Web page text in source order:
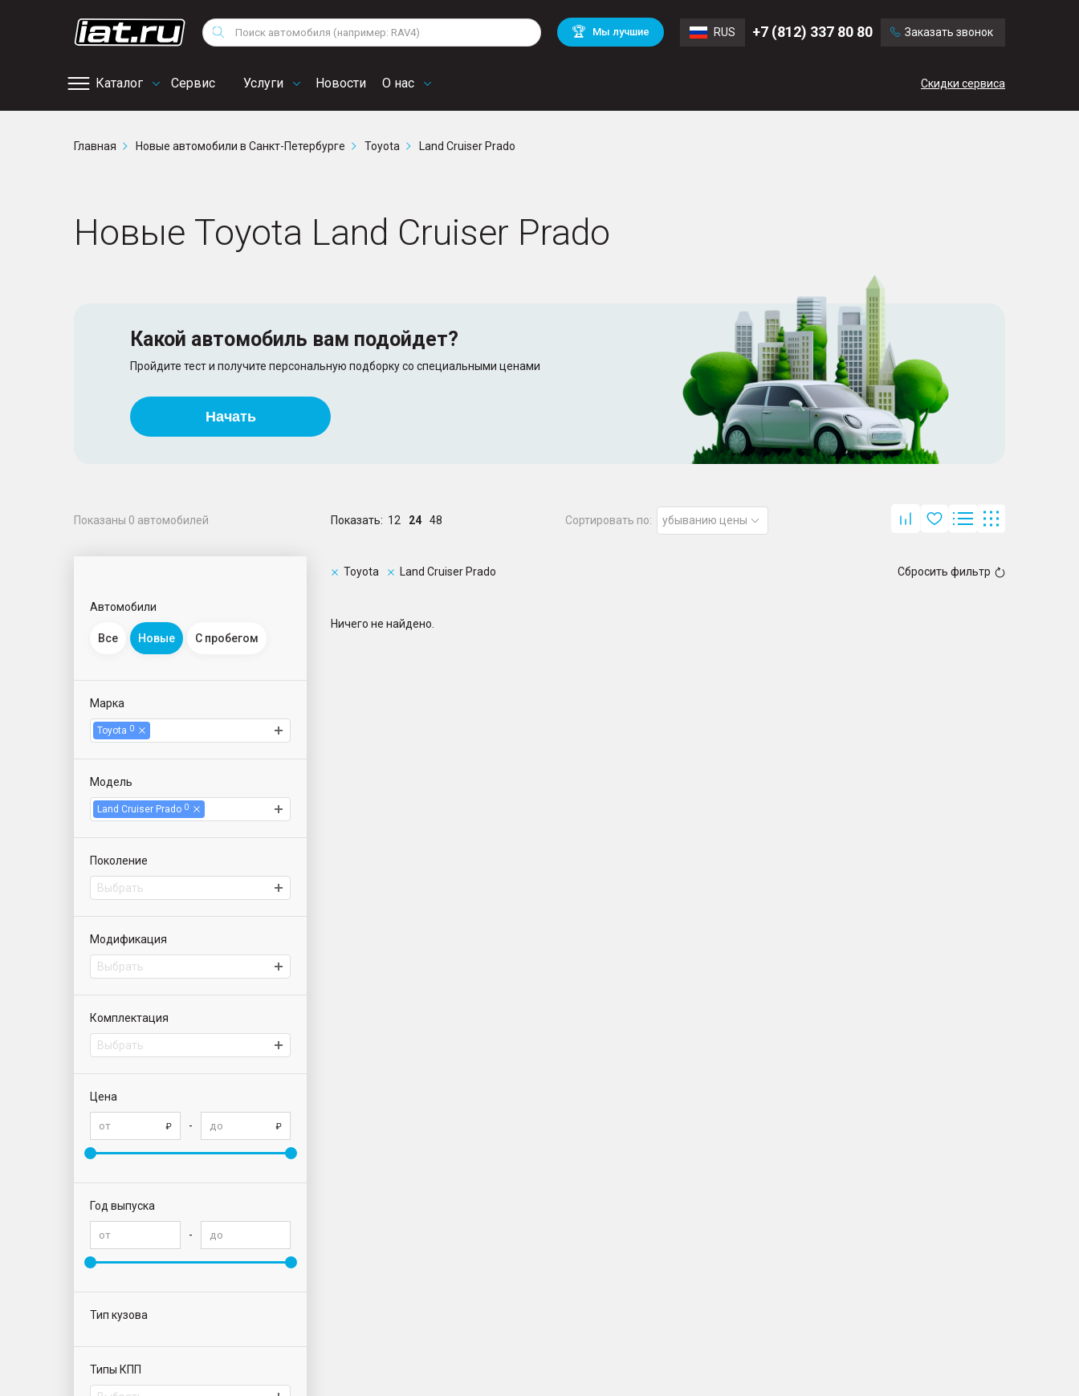
Поиск 🏆 Мы лучшие RUS +7 (812) 337 80 80 Заказать звонок
Каталог Сервис
сервис
Услуги Новости О нас Скидки сервиса
Снегоходы
Квадроциклы
Volkswagen
Mitsubishi BMW
Audi
Chevrolet Volvo
Главная Новые автомобили в Санкт-Петербурге Toyota Land Cruiser Prado
Новые Toyota Land Cruiser Prado
Какой автомобиль вам подойдет?
Пройдите тест и получите персональную подборку со специальными ценами
Начать
Показаны 0 автомобилей
Автомобили
Все Новые С пробегом
Марка
Toyota 0
Модель
Land Cruiser Prado 0
Поколение
Выбрать
Модификация
Выбрать
Комплектация
Выбрать
Цена
-
Год выпуска
-
Тип кузова
Типы КПП
Показать: 12 24 48 Сортировать по: убыванию цены
Toyota Land Cruiser Prado Сбросить фильтр
Ничего не найдено.